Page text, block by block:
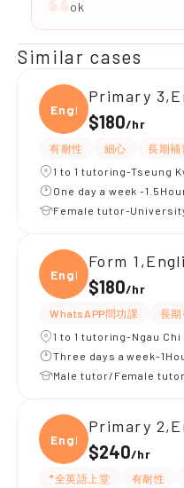
ok
Similar cases
Engli
Primary
$180/hr
有耐性 細心
長期補
1 to 1 tutoring-Tseung
One day a week -
Female tutor-
Engli
Form
$180/hr
WhatsAPP問功課 長期
1 to 1 tutoring-Ngau Chi
Three days a week-
Male tutor/Female
Engli
Primary
$240/hr
*全英語上堂 有耐性